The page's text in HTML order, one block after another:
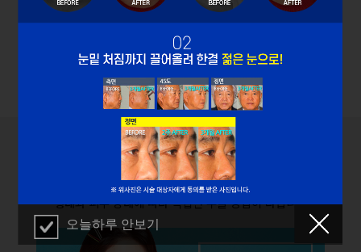
JUNG SEUNG MOONPLASTIC SURGERY CLINIC
어려운 눈·코성형
형태와 피부 상태에 따라 적합한 수술 방법이 다릅니다
오늘하루 안보기